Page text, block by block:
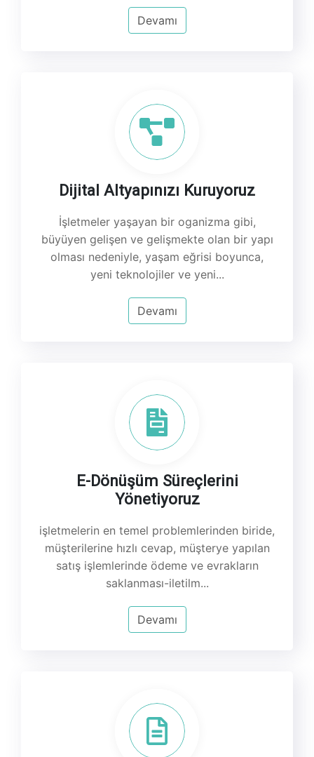
Devamı
Dijital Altyapınızı Kuruyoruz
İşletmeler yaşayan bir oganizma gibi,
büyüyen gelişen ve gelişmekte olan bir yapı
olması nedeniyle, yaşam eğrisi boyunca,
yeni teknolojiler ve yeni...
Devamı
E-Dönüşüm Süreçlerini
Yönetiyoruz
işletmelerin en temel problemlerinden biride,
müşterilerine hızlı cevap, müşterye yapılan
satış işlemlerinde ödeme ve evrakların
saklanması-iletilm...
Devamı